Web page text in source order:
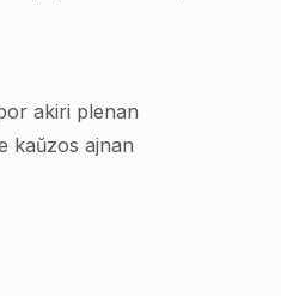
akiri plenan
kaŭzos ajnan